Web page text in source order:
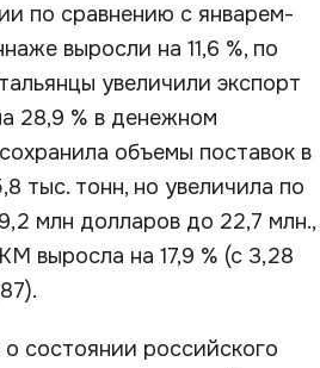
по сравнению с январем-
выросли на 11,6 %, по
увеличили экспорт
28,9 % в денежном
объемы поставок в
тыс. тонн, но увеличила по
млн долларов до 22,7 млн.,
выросла на 17,9 % (с 3,28
состоянии российского